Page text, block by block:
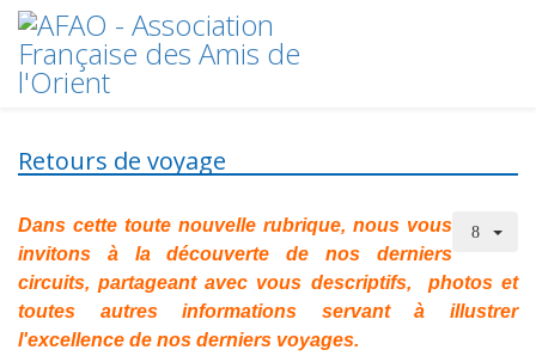
Retours de voyage
Dans cette toute nouvelle rubrique, nous vous
invitons à la découverte de nos derniers
circuits, partageant avec vous descriptifs, photos et
toutes autres informations servant à illustrer
l'excellence de nos derniers voyages.